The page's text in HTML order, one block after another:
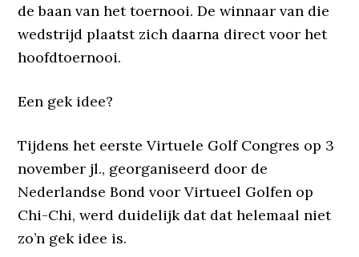
de baan van het toernooi. De winnaar van die
wedstrijd plaatst zich daarna direct voor het
hoofdtoernooi.
Een gek idee?
Tijdens het eerste Virtuele Golf Congres op 3
november jl., georganiseerd door de
Nederlandse Bond voor Virtueel Golfen op
Chi-Chi, werd duidelijk dat dat helemaal niet
zo’n gek idee is.